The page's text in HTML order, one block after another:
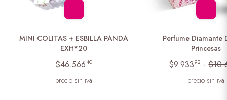
MINI COLITAS + ESBILLA PANDA
EXH*20
$46.56640
precio sin iva
Perfume Diamante
Princesas
$9.93392 -
precio sin iva